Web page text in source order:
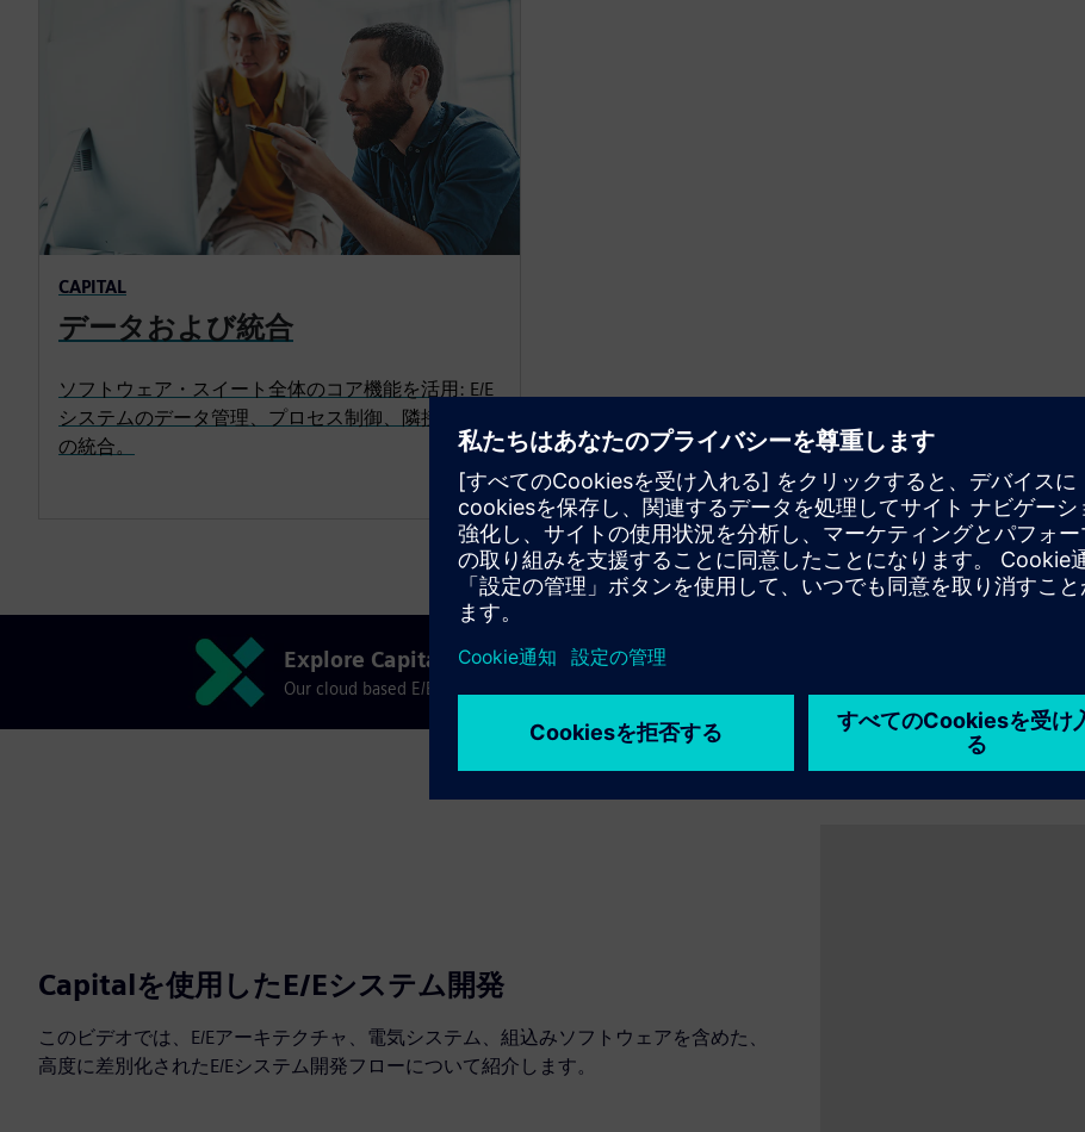
CAPITAL
データおよび統合
ソフトウェア・スイート全体のコア機能を活用: E/E
システムのデータ管理、プロセス制御、隣接領域と
の統合。
Explore Capital X
Our cloud based E/E systems development solution. Get started quickly and efficiently develop smart
Capitalを使用したE/Eシステム開発
このビデオでは、E/Eアーキテクチャ、電気システム、組込みソフトウェアを含めた、
高度に差別化されたE/Eシステム開発フローについて紹介します。